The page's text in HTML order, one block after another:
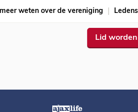
weten over de vereniging
Lid worden